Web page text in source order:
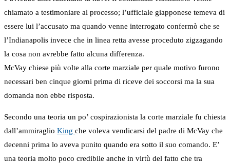
chiamato a testimoniare al processo; l’ufficiale giapponese temeva di
essere lui l’accusato ma quando venne interrogato confermò che se
l’Indianapolis invece che in linea retta avesse proceduto zigzagando
la cosa non avrebbe fatto alcuna differenza.
McVay chiese più volte alla corte marziale per quale motivo furono
necessari ben cinque giorni prima di riceve dei soccorsi ma la sua
domanda non ebbe risposta.
Secondo una teoria un po’ cospirazionista la corte marziale fu chiesta
dall’ammiraglio King che voleva vendicarsi del padre di McVay che
decenni prima lo aveva punito quando era sotto il suo comando. E’
una teoria molto poco credibile anche in virtù del fatto che tra